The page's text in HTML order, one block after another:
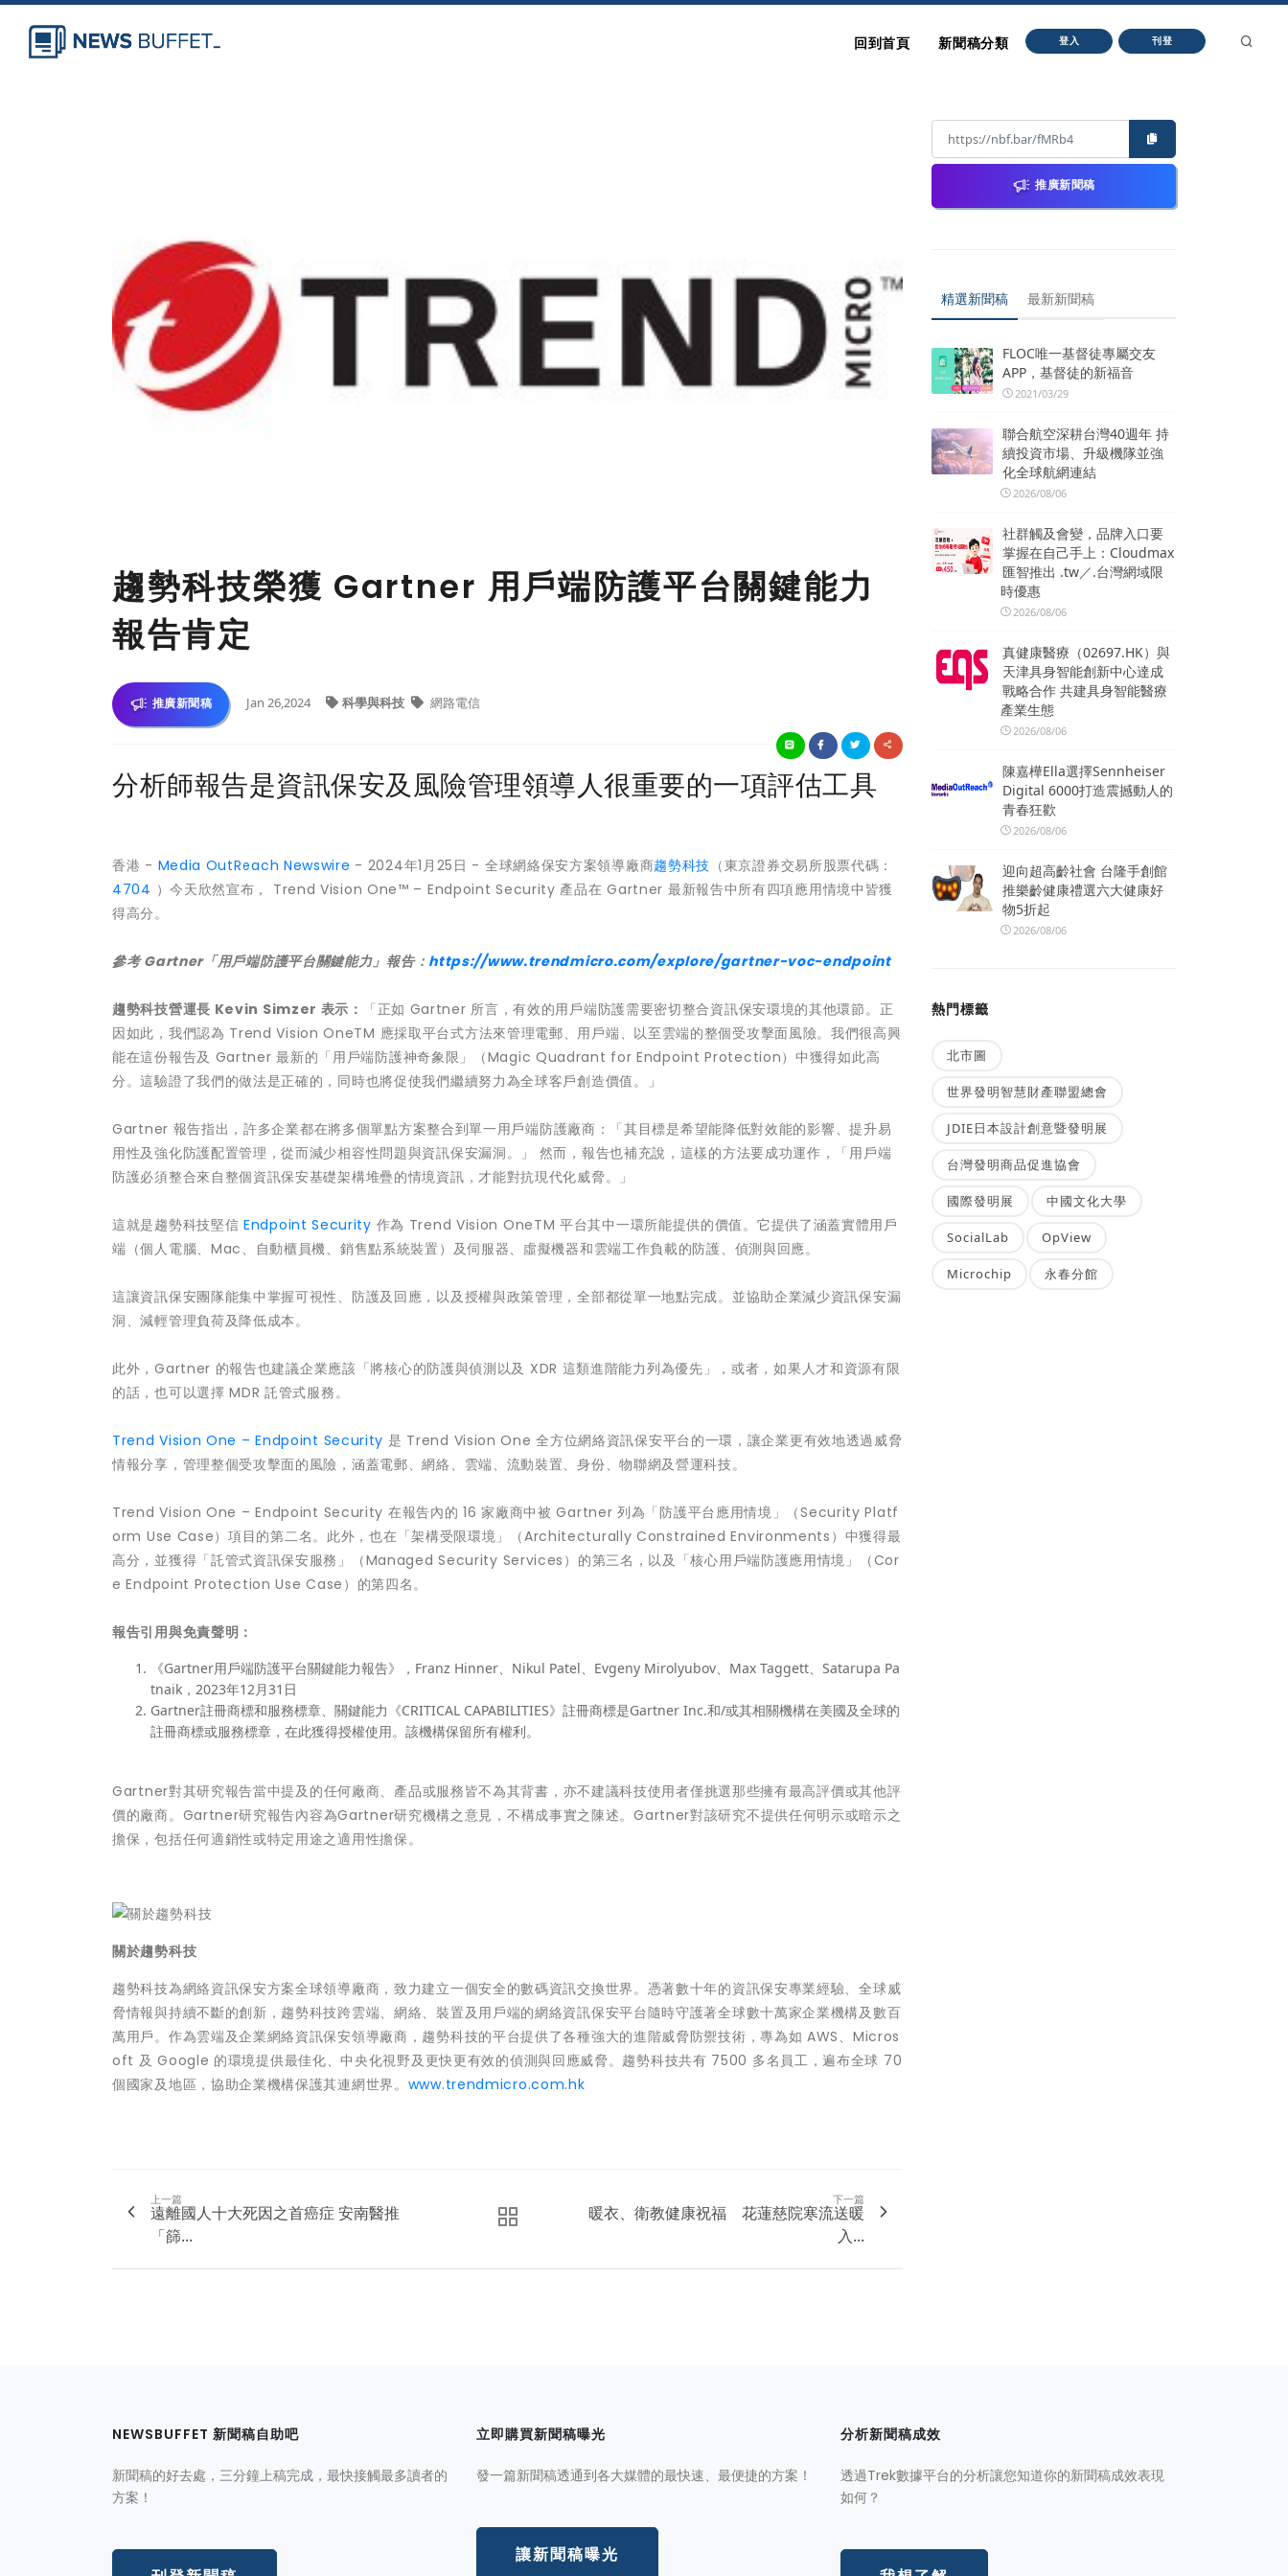
回到首頁 新聞稿分類 登入 刊登
趨勢科技榮獲 Gartner 用戶端防護平台關鍵能力
報告肯定
推廣新聞稿 Jan 26,2024 科學與科技 網路電信
分析師報告是資訊保安及風險管理領導人很重要的一項評估工具
香港 - Media OutReach Newswire - 2024年1月25日 - 全球網絡保安方案領導廠商趨勢科技 （東京證券交易所股票代碼：
4704 ）今天欣然宣布， Trend Vision One™ – Endpoint Security 產品在 Gartner 最新報告中所有四項應用情境中皆獲
得高分。
參考 Gartner「用戶端防護平台關鍵能力」報告： https://www.trendmicro.com/explore/gartner-voc-endpoint
趨勢科技營運長 Kevin Simzer 表示：
「正如 Gartner 所言，有效的用戶端防護需要密切整合資訊保安環境的其他環節。正
因如此，我們認為 Trend Vision OneTM 應採取平台式方法來管理電郵、用戶端、以至雲端的整個受攻擊面風險。我們很高興
能在這份報告及 Gartner 最新的「用戶端防護神奇象限」（Magic Quadrant for Endpoint Protection）中獲得如此高
分。這驗證了我們的做法是正確的，同時也將促使我們繼續努力為全球客戶創造價值。」
Gartner 報告指出，許多企業都在將多個單點方案整合到單一用戶端防護廠商：「其目標是希望能降低對效能的影響、提升易
用性及強化防護配置管理，從而減少相容性問題與資訊保安漏洞。」 然而，報告也補充說，這樣的方法要成功運作，「用戶端
防護必須整合來自整個資訊保安基礎架構堆疊的情境資訊，才能對抗現代化威脅。」
這就是趨勢科技堅信 Endpoint Security 作為 Trend Vision OneTM 平台其中一環所能提供的價值。它提供了涵蓋實體用戶
端（個人電腦、Mac、自動櫃員機、銷售點系統裝置）及伺服器、虛擬機器和雲端工作負載的防護、偵測與回應。
這讓資訊保安團隊能集中掌握可視性、防護及回應，以及授權與政策管理，全部都從單一地點完成。並協助企業減少資訊保安漏
洞、減輕管理負荷及降低成本。
此外，Gartner 的報告也建議企業應該「將核心的防護與偵測以及 XDR 這類進階能力列為優先」，或者，如果人才和資源有限
的話，也可以選擇 MDR 託管式服務。
Trend Vision One – Endpoint Security 是 Trend Vision One 全方位網絡資訊保安平台的一環，讓企業更有效地透過威脅
情報分享，管理整個受攻擊面的風險，涵蓋電郵、網絡、雲端、流動裝置、身份、物聯網及營運科技。
Trend Vision One – Endpoint Security 在報告內的 16 家廠商中被 Gartner 列為「防護平台應用情境」（Security Platf
orm Use Case）項目的第二名。此外，也在「架構受限環境」（Architecturally Constrained Environments）中獲得最
高分，並獲得「託管式資訊保安服務」（Managed Security Services）的第三名，以及「核心用戶端防護應用情境」（Cor
e Endpoint Protection Use Case）的第四名。
報告引用與免責聲明：
《Gartner用戶端防護平台關鍵能力報告》，Franz Hinner、Nikul Patel、Evgeny Mirolyubov、Max Taggett、Satarupa Pa
tnaik，2023年12月31日
Gartner註冊商標和服務標章、關鍵能力《CRITICAL CAPABILITIES》註冊商標是Gartner Inc.和/或其相關機構在美國及全球的
註冊商標或服務標章，在此獲得授權使用。該機構保留所有權利。
Gartner對其研究報告當中提及的任何廠商、產品或服務皆不為其背書，亦不建議科技使用者僅挑選那些擁有最高評價或其他評
價的廠商。Gartner研究報告內容為Gartner研究機構之意見，不構成事實之陳述。Gartner對該研究不提供任何明示或暗示之
擔保，包括任何適銷性或特定用途之適用性擔保。
關於趨勢科技
趨勢科技為網絡資訊保安方案全球領導廠商，致力建立一個安全的數碼資訊交換世界。憑著數十年的資訊保安專業經驗、全球威
脅情報與持續不斷的創新，趨勢科技跨雲端、網絡、裝置及用戶端的網絡資訊保安平台隨時守護著全球數十萬家企業機構及數百
萬用戶。作為雲端及企業網絡資訊保安領導廠商，趨勢科技的平台提供了各種強大的進階威脅防禦技術，專為如 AWS、Micros
oft 及 Google 的環境提供最佳化、中央化視野及更快更有效的偵測與回應威脅。趨勢科技共有 7500 多名員工，遍布全球 70
個國家及地區，協助企業機構保護其連網世界。 www.trendmicro.com.hk
上一篇
遠離國人十大死因之首癌症 安南醫推
「篩...
下一篇
暖衣、衛教健康祝福 花蓮慈院寒流送暖
入...
推廣新聞稿
精選新聞稿 最新新聞稿
FLOC唯一基督徒專屬交友
APP，基督徒的新福音
2021/03/29
聯合航空深耕台灣40週年 持
續投資市場、升級機隊並強
化全球航網連結
2026/08/06
社群觸及會變，品牌入口要
掌握在自己手上：Cloudmax
匯智推出 .tw／.台灣網域限
時優惠
2026/08/06
真健康醫療（02697.HK）與
天津具身智能創新中心達成
戰略合作 共建具身智能醫療
產業生態
2026/08/06
陳嘉樺Ella選擇Sennheiser
Digital 6000打造震撼動人的
青春狂歡
2026/08/06
迎向超高齡社會 台隆手創館
推樂齡健康禮選六大健康好
物5折起
2026/08/06
熱門標籤
北市圖
世界發明智慧財產聯盟總會
JDIE日本設計創意暨發明展
台灣發明商品促進協會
國際發明展 中國文化大學
SocialLab OpView
Microchip 永春分館
NEWSBUFFET 新聞稿自助吧
新聞稿的好去處，三分鐘上稿完成，最快接觸最多讀者的
方案！
立即購買新聞稿曝光
發一篇新聞稿透通到各大媒體的最快速、最便捷的方案！
讓新聞稿曝光
分析新聞稿成效
透過Trek數據平台的分析讓您知道你的新聞稿成效表現
如何？